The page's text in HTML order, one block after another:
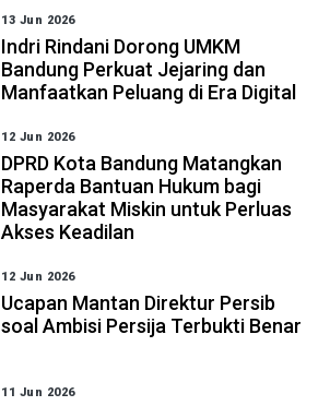
13 Jun 2026
Indri Rindani Dorong UMKM
Bandung Perkuat Jejaring dan
Manfaatkan Peluang di Era Digital
12 Jun 2026
DPRD Kota Bandung Matangkan
Raperda Bantuan Hukum bagi
Masyarakat Miskin untuk Perluas
Akses Keadilan
12 Jun 2026
Ucapan Mantan Direktur Persib
soal Ambisi Persija Terbukti Benar
11 Jun 2026